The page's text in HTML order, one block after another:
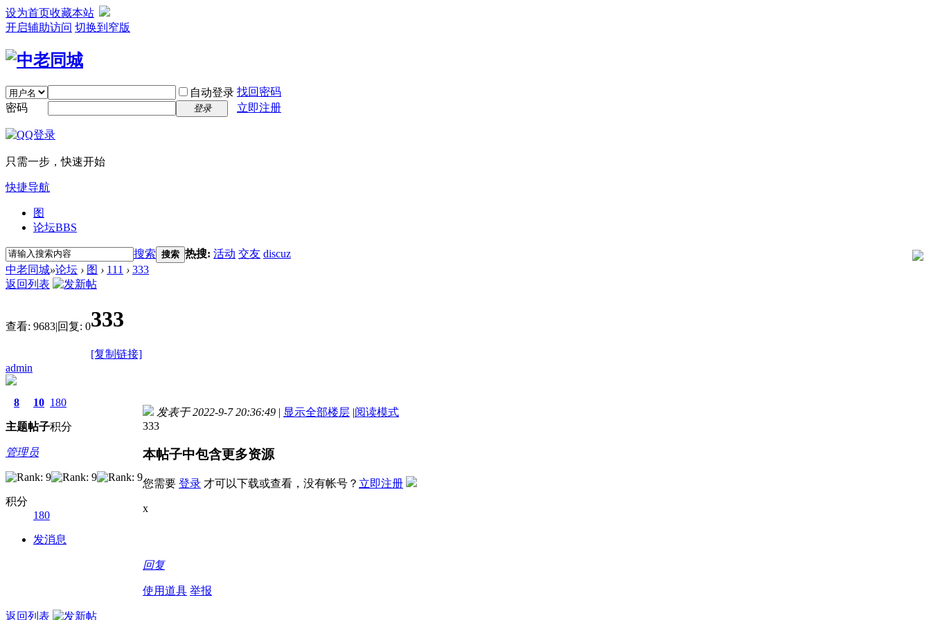
设为首页收藏本站
开启辅助访问 切换到窄版
自动登录 找回密码
密码
登录 立即注册
只需一步，快速开始
快捷导航
图
论坛BBS
搜索 搜索 热搜: 活动 交友 discuz
中老同城»论坛 › 图 › 111 › 333
返回列表
查看: 9683|回复: 0333
[复制链接]
admin
8
主题
10
帖子
180
积分
管理员
积分
180
发消息
发表于 2022-9-7 20:36:49 | 显示全部楼层 |阅读模式
333
本帖子中包含更多资源
您需要 登录 才可以下载或查看，没有帐号？ 立即注册
x
回复
使用道具 举报
返回列表